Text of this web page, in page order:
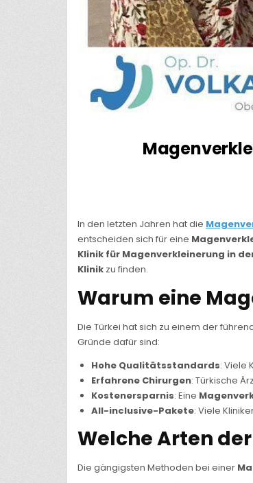
In den letzten Jahren hat die
entscheiden sich für eine
Klinik für Magenverkleinerung in
Klinik zu finden.
Warum eine
Die Türkei hat sich zu einem der
Gründe dafür sind:
Hohe Qualitätsstandards: Viele
Erfahrene Chirurgen: Türkische
Kostenersparnis: Eine
All-inclusive-Pakete: Viele
Welche Arten
Die gängigsten Methoden bei einer